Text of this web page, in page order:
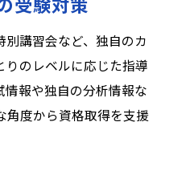
講習会など、独自のカ
りのレベルに応じた指導
情報や独自の分析情報な
角度から資格取得を支援